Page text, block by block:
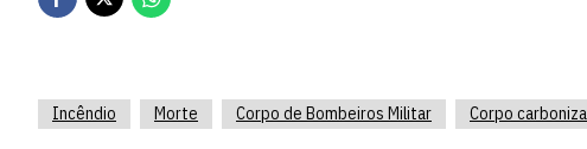
Incêndio Morte Corpo de Bombeiros Militar Corpo